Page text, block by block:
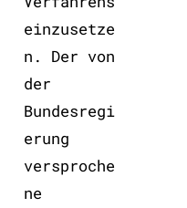
einzusetze
n. Der von
der
Bundesregi
erung
versproche
ne